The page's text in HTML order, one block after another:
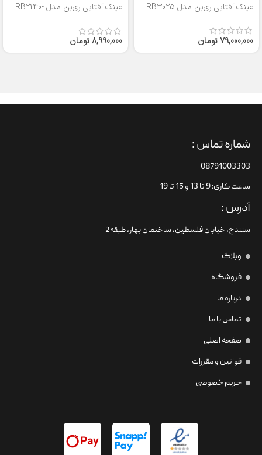
عینک آفتابی ری‌بن مدل RB3025
79,000,000تومان
عینک آفتابی ری‌بن مدل RB2140-
8,990,000تومان
شماره تماس :
08791003303
ساعت کاری: 9 تا 13 و 15 تا 19
آدرس :
سنندج، خیابان فلسطین،‌ ساختمان بهار، طبقه2
وبلاگ
فروشگاه
درباره ما
تماس با ما
صفحه اصلی
قوانین و مقررات
حریم خصوصی